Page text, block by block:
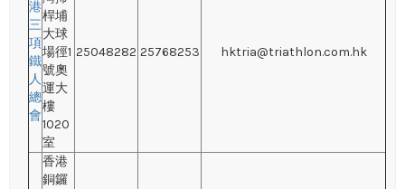
港
三
項
鐵
人
總
會
桿埔
大球
場徑1
號奧
運大
樓
1020
室
25048282 25768253 hktria@triathlon.com.hk
香港
銅鑼